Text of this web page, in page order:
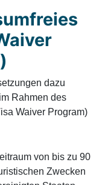
dazu
Rahmen des
Waiver Program)
von bis zu 90
Zwecken